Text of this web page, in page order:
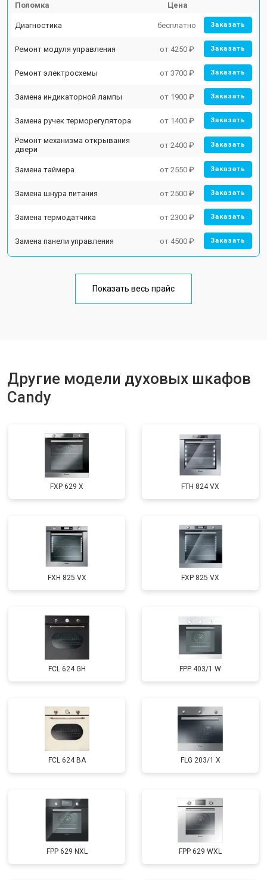
Поломка Цена
Диагностика бесплатно Заказать
Ремонт модуля управления от 4250 ₽ Заказать
Ремонт электросхемы от 3700 ₽ Заказать
Замена индикаторной лампы от 1900 ₽ Заказать
Замена ручек терморегулятора от 1400 ₽ Заказать
Ремонт механизма открывания
двери
от 2400 ₽ Заказать
Замена таймера от 2550 ₽ Заказать
Замена шнура питания от 2500 ₽ Заказать
Замена термодатчика от 2300 ₽ Заказать
Замена панели управления от 4500 ₽ Заказать
Показать весь прайс
Другие модели духовых шкафов
Candy
FXP 629 X FTH 824 VX
FXH 825 VX FXP 825 VX
FCL 624 GH FPP 403/1 W
FCL 624 BA FLG 203/1 X
FPP 629 NXL FPP 629 WXL